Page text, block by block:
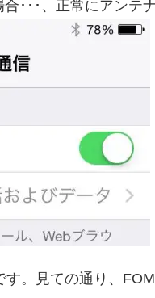
･･･、正常にアンテ
。見ての通り、